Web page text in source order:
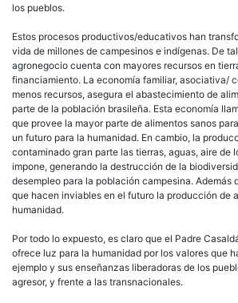
los pueblos.
Estos procesos productivos/educativos han
vida de millones de campesinos e indígenas. De
agronegocio cuenta con mayores recursos en
financiamiento. La economía familiar, asociativa/
menos recursos, asegura el abastecimiento de
parte de la población brasileña. Esta economía
que provee la mayor parte de alimentos sanos
un futuro para la humanidad. En cambio, la
contaminado gran parte las tierras, aguas, aire de
impone, generando la destrucción de la
desempleo para la población campesina. Además
que hacen inviables en el futuro la producción de
humanidad.
Por todo lo expuesto, es claro que el Padre
ofrece luz para la humanidad por los valores que
ejemplo y sus enseñanzas liberadoras de los
agresor, y frente a las transnacionales.